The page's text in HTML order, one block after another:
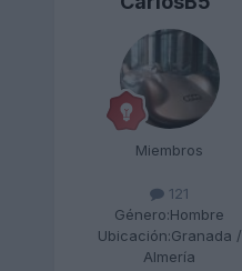
Miembros
121
Género:Hombre
Ubicación:Granada /
Almería